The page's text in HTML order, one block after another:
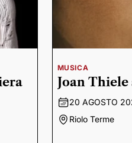
MUSICA
Joan
20 AGOSTO
Riolo Terme